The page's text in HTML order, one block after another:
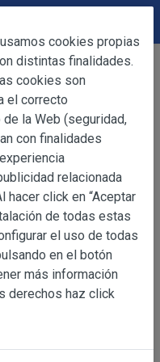
Generales regulan la
que es titular ALBERT
de los productos
cookies propias
distintas finalidades.
cookies son
el correcto
la Web (seguridad,
con finalidades
relacionada
hacer click en “Aceptar
de todas estas
el uso de todas
en el botón
más información
derechos haz click